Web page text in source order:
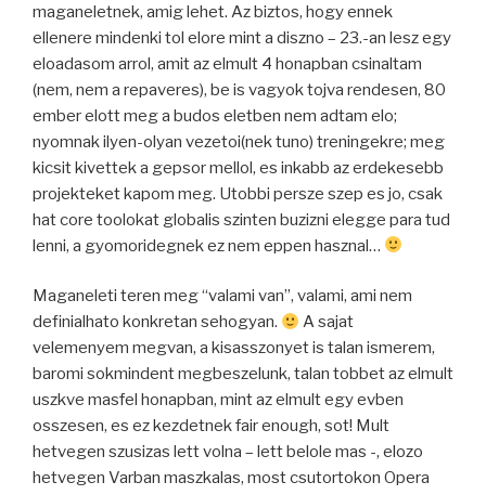
maganeletnek, amig lehet. Az biztos, hogy ennek
ellenere mindenki tol elore mint a diszno – 23.-an lesz egy
eloadasom arrol, amit az elmult 4 honapban csinaltam
(nem, nem a repaveres), be is vagyok tojva rendesen, 80
ember elott meg a budos eletben nem adtam elo;
nyomnak ilyen-olyan vezetoi(nek tuno) treningekre; meg
kicsit kivettek a gepsor mellol, es inkabb az erdekesebb
projekteket kapom meg. Utobbi persze szep es jo, csak
hat core toolokat globalis szinten buzizni elegge para tud
lenni, a gyomoridegnek ez nem eppen hasznal…
Maganeleti teren meg “valami van”, valami, ami nem
definialhato konkretan sehogyan.
A sajat
velemenyem megvan, a kisasszonyet is talan ismerem,
baromi sokmindent megbeszelunk, talan tobbet az elmult
uszkve masfel honapban, mint az elmult egy evben
osszesen, es ez kezdetnek fair enough, sot! Mult
hetvegen szusizas lett volna – lett belole mas -, elozo
hetvegen Varban maszkalas, most csutortokon Opera